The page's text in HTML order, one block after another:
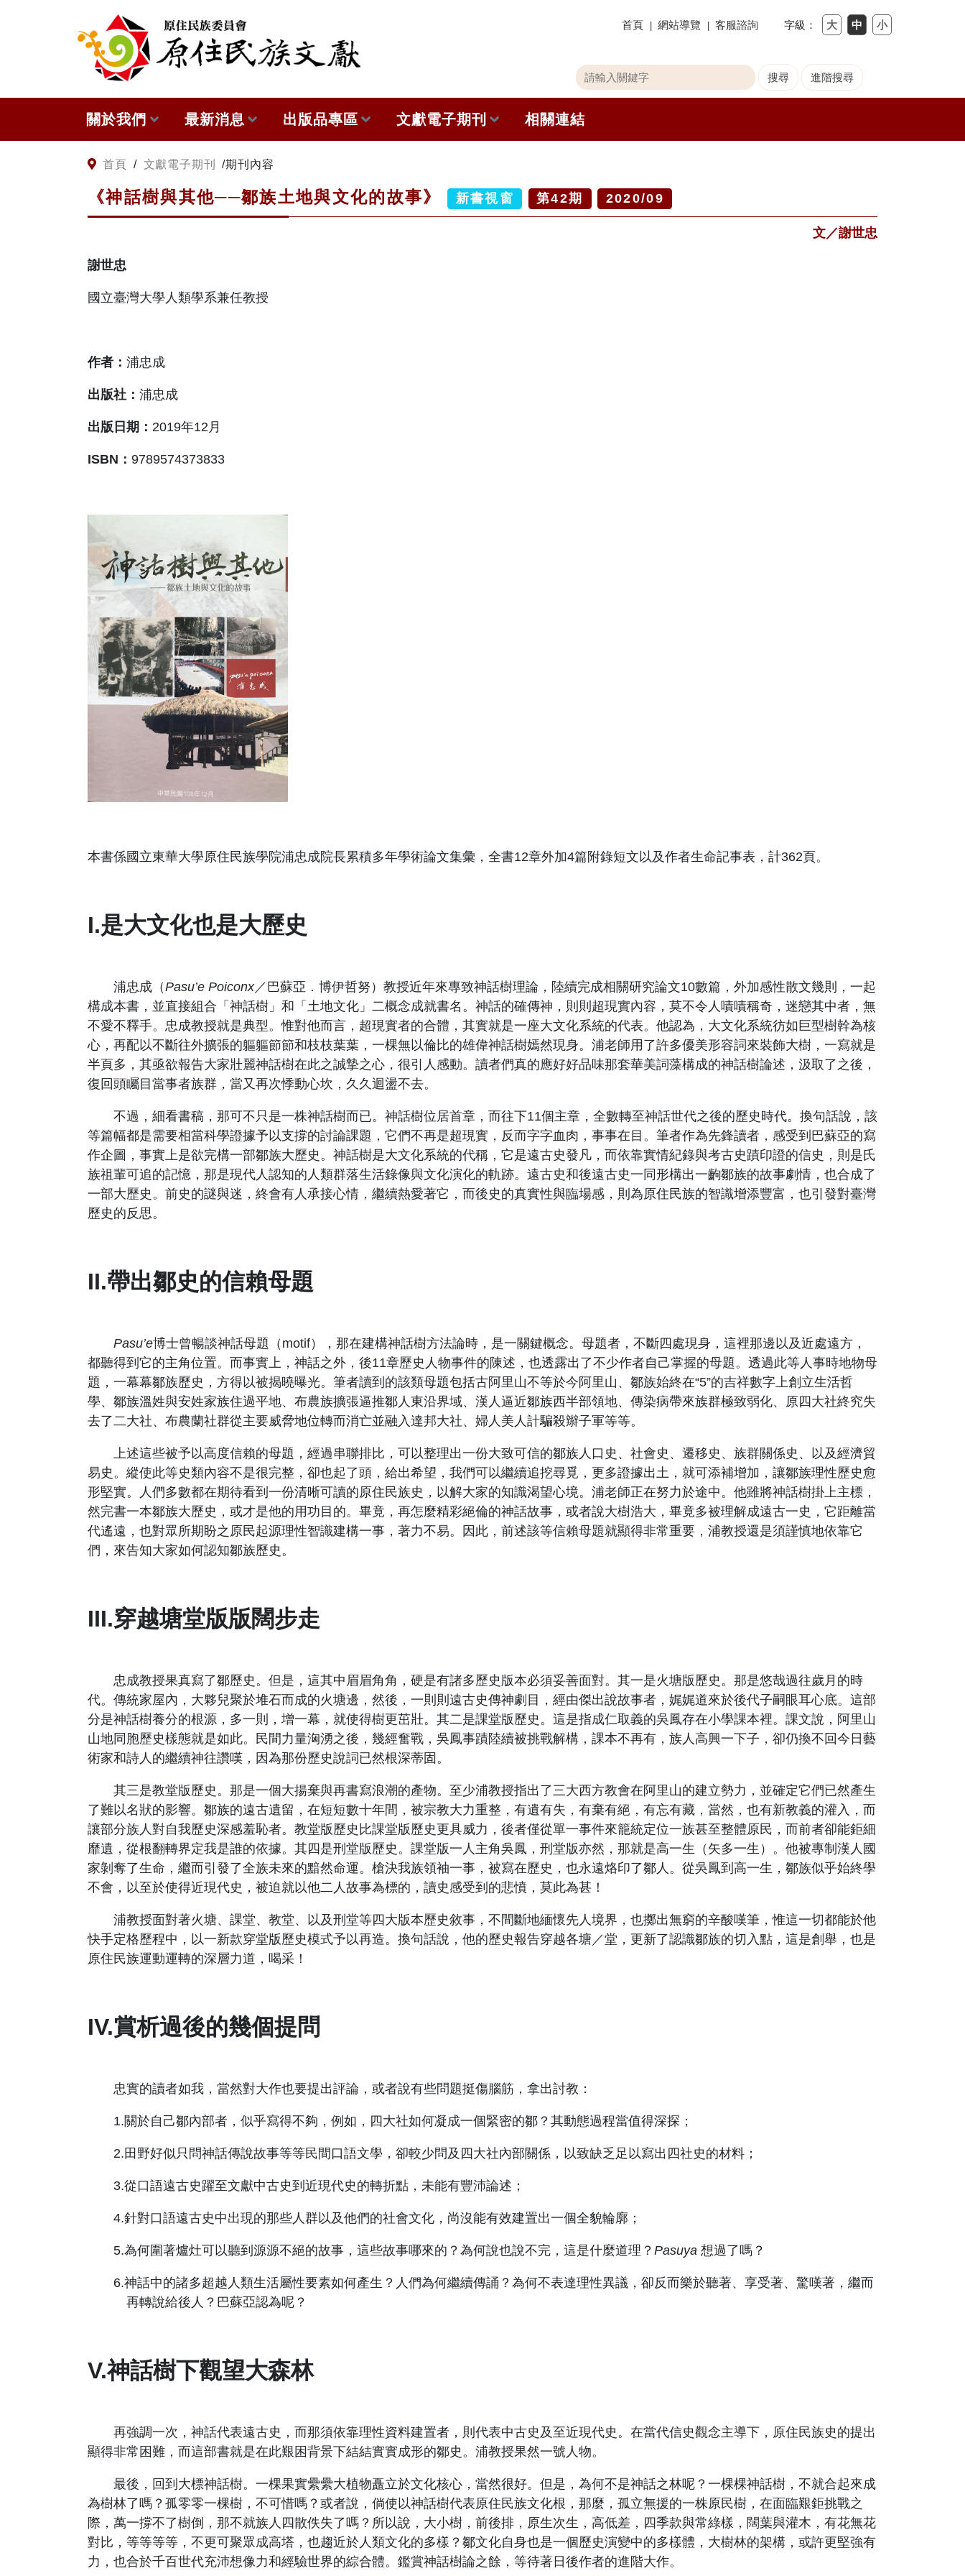
首頁
網站導覽 客服諮詢 字級：
關
鍵
搜
請
輸
關
關於我們
關於原住民族文獻會
原住民族文獻會設置要點
歷次會議記錄
最新消息
網站訊息
徵稿訊息
出版品專區
與國史館共同出版品介紹
文獻電子期刊
歷史期刊
相關連結
首頁 / 文獻電子期刊 /期刊內容
《神話樹與其他──鄒族土地與文化的故事》 新書視窗 第42期 2020/09
文／謝世忠
謝世忠
國立臺灣大學人類學系兼任教授
作者： 浦忠成
出版社： 浦忠成
出版日期： 2019年12月
ISBN： 9789574373833
本書係國立東華大學原住民族學院浦忠成院長累積多年學術論文集彙，全書12章外加4篇附錄短文以及作者生命記事表，計362頁。
I.是大文化也是大歷史
浦忠成（Pasu’e Poiconx／巴蘇亞．博伊哲努）教授近年來專致神話樹理論，陸續完成相關研究論文10數篇，外加感性散文幾則，一起
構成本書，並直接組合「神話樹」和「土地文化」二概念成就書名。神話的確傳神，則則超現實內容，莫不令人嘖嘖稱奇，迷戀其中者，無
不愛不釋手。忠成教授就是典型。惟對他而言，超現實者的合體，其實就是一座大文化系統的代表。他認為，大文化系統彷如巨型樹幹為核
心，再配以不斷往外擴張的軀軀節節和枝枝葉葉，一棵無以倫比的雄偉神話樹嫣然現身。浦老師用了許多優美形容詞來裝飾大樹，一寫就是
半頁多，其亟欲報告大家壯麗神話樹在此之誠摯之心，很引人感動。讀者們真的應好好品味那套華美詞藻構成的神話樹論述，汲取了之後，
復回頭矚目當事者族群，當又再次悸動心坎，久久迴盪不去。
不過，細看書稿，那可不只是一株神話樹而已。神話樹位居首章，而往下11個主章，全數轉至神話世代之後的歷史時代。換句話說，該
等篇幅都是需要相當科學證據予以支撐的討論課題，它們不再是超現實，反而字字血肉，事事在目。筆者作為先鋒讀者，感受到巴蘇亞的寫
作企圖，事實上是欲完構一部鄒族大歷史。神話樹是大文化系統的代稱，它是遠古史發凡，而依靠實情紀錄與考古史蹟印證的信史，則是氏
族祖輩可追的記憶，那是現代人認知的人類群落生活錄像與文化演化的軌跡。遠古史和後遠古史一同形構出一齣鄒族的故事劇情，也合成了
一部大歷史。前史的謎與迷，終會有人承接心情，繼續熱愛著它，而後史的真實性與臨場感，則為原住民族的智識增添豐富，也引發對臺灣
歷史的反思。
II.帶出鄒史的信賴母題
Pasu’e博士曾暢談神話母題（motif），那在建構神話樹方法論時，是一關鍵概念。母題者，不斷四處現身，這裡那邊以及近處遠方，
都聽得到它的主角位置。而事實上，神話之外，後11章歷史人物事件的陳述，也透露出了不少作者自己掌握的母題。透過此等人事時地物母
題，一幕幕鄒族歷史，方得以被揭曉曝光。筆者讀到的該類母題包括古阿里山不等於今阿里山、鄒族始終在“5”的吉祥數字上創立生活哲
學、鄒族溫姓與安姓家族住過平地、布農族擴張逼推鄒人東沿界域、漢人逼近鄒族西半部領地、傳染病帶來族群極致弱化、原四大社終究失
去了二大社、布農蘭社群從主要威脅地位轉而消亡並融入達邦大社、婦人美人計騙殺辮子軍等等。
上述這些被予以高度信賴的母題，經過串聯排比，可以整理出一份大致可信的鄒族人口史、社會史、遷移史、族群關係史、以及經濟貿
易史。縱使此等史類內容不是很完整，卻也起了頭，給出希望，我們可以繼續追挖尋覓，更多證據出土，就可添補增加，讓鄒族理性歷史愈
形堅實。人們多數都在期待看到一份清晰可讀的原住民族史，以解大家的知識渴望心境。浦老師正在努力於途中。他雖將神話樹掛上主標，
然完書一本鄒族大歷史，或才是他的用功目的。畢竟，再怎麼精彩絕倫的神話故事，或者說大樹浩大，畢竟多被理解成遠古一史，它距離當
代遙遠，也對眾所期盼之原民起源理性智識建構一事，著力不易。因此，前述該等信賴母題就顯得非常重要，浦教授還是須謹慎地依靠它
們，來告知大家如何認知鄒族歷史。
III.穿越塘堂版版闊步走
忠成教授果真寫了鄒歷史。但是，這其中眉眉角角，硬是有諸多歷史版本必須妥善面對。其一是火塘版歷史。那是悠哉過往歲月的時
代。傳統家屋內，大夥兒聚於堆石而成的火塘邊，然後，一則則遠古史傳神劇目，經由傑出說故事者，娓娓道來於後代子嗣眼耳心底。這部
分是神話樹養分的根源，多一則，增一幕，就使得樹更茁壯。其二是課堂版歷史。這是指成仁取義的吳鳳存在小學課本裡。課文說，阿里山
山地同胞歷史樣態就是如此。民間力量洶湧之後，幾經奮戰，吳鳳事蹟陸續被挑戰解構，課本不再有，族人高興一下子，卻仍換不回今日藝
術家和詩人的繼續神往讚嘆，因為那份歷史說詞已然根深蒂固。
其三是教堂版歷史。那是一個大揚棄與再書寫浪潮的產物。至少浦教授指出了三大西方教會在阿里山的建立勢力，並確定它們已然產生
了難以名狀的影響。鄒族的遠古遺留，在短短數十年間，被宗教大力重整，有遺有失，有棄有絕，有忘有藏，當然，也有新教義的灌入，而
讓部分族人對自我歷史深感羞恥者。教堂版歷史比課堂版歷史更具威力，後者僅從單一事件來籠統定位一族甚至整體原民，而前者卻能鉅細
靡遺，從根翻轉界定我是誰的依據。其四是刑堂版歷史。課堂版一人主角吳鳳，刑堂版亦然，那就是高一生（矢多一生）。他被專制漢人國
家剝奪了生命，繼而引發了全族未來的黯然命運。槍決我族領袖一事，被寫在歷史，也永遠烙印了鄒人。從吳鳳到高一生，鄒族似乎始終學
不會，以至於使得近現代史，被迫就以他二人故事為標的，讀史感受到的悲憤，莫此為甚！
浦教授面對著火塘、課堂、教堂、以及刑堂等四大版本歷史敘事，不間斷地緬懷先人境界，也擲出無窮的辛酸嘆筆，惟這一切都能於他
快手定格歷程中，以一新款穿堂版歷史模式予以再造。換句話說，他的歷史報告穿越各塘／堂，更新了認識鄒族的切入點，這是創舉，也是
原住民族運動運轉的深層力道，喝采！
IV.賞析過後的幾個提問
忠實的讀者如我，當然對大作也要提出評論，或者說有些問題挺傷腦筋，拿出討教：
1.關於自己鄒內部者，似乎寫得不夠，例如，四大社如何凝成一個緊密的鄒？其動態過程當值得深探；
2.田野好似只問神話傳說故事等等民間口語文學，卻較少問及四大社內部關係，以致缺乏足以寫出四社史的材料；
3.從口語遠古史躍至文獻中古史到近現代史的轉折點，未能有豐沛論述；
4.針對口語遠古史中出現的那些人群以及他們的社會文化，尚沒能有效建置出一個全貌輪廓；
5.為何圍著爐灶可以聽到源源不絕的故事，這些故事哪來的？為何說也說不完，這是什麼道理？ Pasuya 想過了嗎？
6.神話中的諸多超越人類生活屬性要素如何產生？人們為何繼續傳誦？為何不表達理性異議，卻反而樂於聽著、享受著、驚嘆著，繼而
再轉說給後人？巴蘇亞認為呢？
V.神話樹下觀望大森林
再強調一次，神話代表遠古史，而那須依靠理性資料建置者，則代表中古史及至近現代史。在當代信史觀念主導下，原住民族史的提出
顯得非常困難，而這部書就是在此艱困背景下結結實實成形的鄒史。浦教授果然一號人物。
最後，回到大標神話樹。一棵果實纍纍大植物矗立於文化核心，當然很好。但是，為何不是神話之林呢？一棵棵神話樹，不就合起來成
為樹林了嗎？孤零零一棵樹，不可惜嗎？或者說，倘使以神話樹代表原住民族文化根，那麼，孤立無援的一株原民樹，在面臨艱鉅挑戰之
際，萬一撐不了樹倒，那不就族人四散佚失了嗎？所以說，大小樹，前後排，原生次生，高低差，四季款與常綠樣，闊葉與灌木，有花無花
對比，等等等等，不更可聚眾成高塔，也趨近於人類文化的多樣？鄒文化自身也是一個歷史演變中的多樣體，大樹林的架構，或許更堅強有
力，也合於千百世代充沛想像力和經驗世界的綜合體。鑑賞神話樹論之餘，等待著日後作者的進階大作。